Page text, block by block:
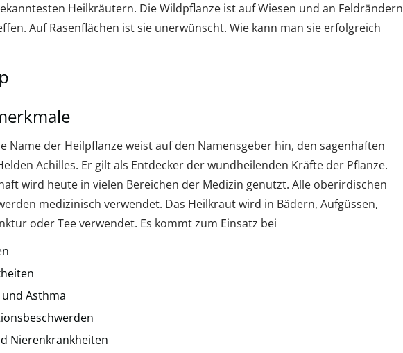
Heilkräutern. Die Wildpflanze ist auf Wiesen und an Feldrändern
Auf Rasenflächen ist sie unerwünscht. Wie kann man sie erfolgreich
Name der Heilpflanze weist auf den Namensgeber hin, den sagenhaften
Achilles. Er gilt als Entdecker der wundheilenden Kräfte der Pflanze.
wird heute in vielen Bereichen der Medizin genutzt. Alle oberirdischen
medizinisch verwendet. Das Heilkraut wird in Bädern, Aufgüssen,
oder Tee verwendet. Es kommt zum Einsatz bei
Asthma
Nierenkrankheiten